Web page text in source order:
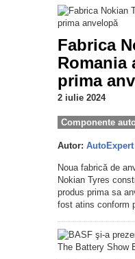
Fabrica
Romania
prima
2 iulie 2024
Componente
Autor:
Noua fabrică de
Nokian Tyres
produs prima sa
fost atins conform